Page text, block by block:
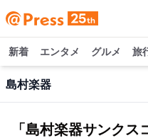
新着 エンタメ グルメ 旅
島村楽器
「島村楽器サンク